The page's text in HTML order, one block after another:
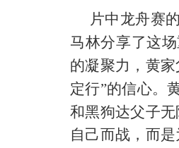
片中龙舟赛
马林分享了这
的凝聚力，黄
定行”的信心。
和黑狗达父子无
自己而战， 而是